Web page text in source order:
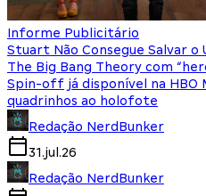
Informe Publicitário
Stuart Não Consegue Salvar
The Big Bang Theory com
Spin-off já disponível na HBO
quadrinhos ao holofote
Redação NerdBunker
31.jul.26
Redação NerdBunker